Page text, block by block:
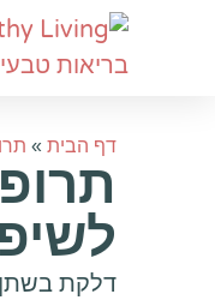
דף הבית »
דלקת